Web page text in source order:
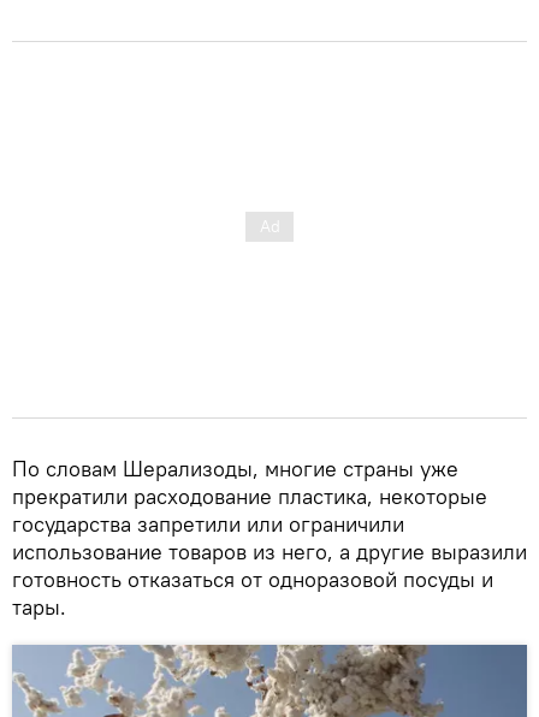
По словам Шерализоды, многие страны уже
прекратили расходование пластика, некоторые
государства запретили или ограничили
использование товаров из него, а другие выразили
готовность отказаться от одноразовой посуды и
тары.